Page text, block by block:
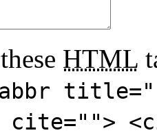
HTML
cite="">